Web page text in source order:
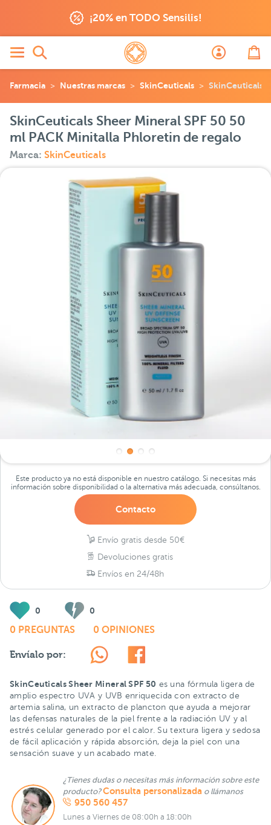
¡20% en TODO Sensilis!
Farmacia Nuestras marcas SkinCeuticals SkinCeuticals
SkinCeuticals Sheer Mineral SPF 50 50
ml PACK Minitalla Phloretin de regalo
Marca: SkinCeuticals
Este producto ya no está disponible en nuestro catálogo. Si necesitas más
información sobre disponibilidad o la alternativa más adecuada, consúltanos.
Contacto
Envío gratis desde 50€
Devoluciones gratis
Envíos en 24/48h
0 0
0 PREGUNTAS 0 OPINIONES
Envíalo por:
SkinCeuticals Sheer Mineral SPF 50 es una fórmula ligera de
amplio espectro UVA y UVB enriquecida con extracto de
artemia salina, un extracto de plancton que ayuda a mejorar
las defensas naturales de la piel frente a la radiación UV y al
estrés celular generado por el calor. Su textura ligera y sedosa
de fácil aplicación y rápida absorción, deja la piel con una
sensación suave y un acabado mate.
¿Tienes dudas o necesitas más información sobre este
producto?Consulta personalizada o llámanos
950 560 457
Lunes a Viernes de 08:00h a 18:00h